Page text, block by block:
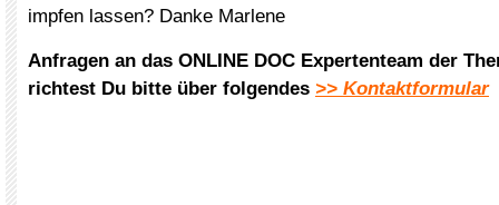
impfen lassen? Danke Marlene
Anfragen an das ONLINE DOC Expertenteam der
richtest Du bitte über folgendes >> Kontaktformular